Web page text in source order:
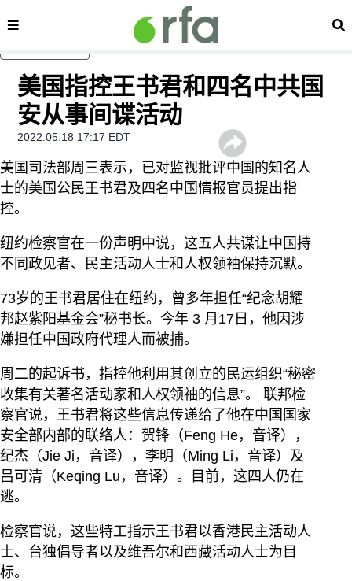
内容分类 搜
美国指控王书君和四名中共国
安从事间谍活动
2022.05.18 17:17 EDT
美国司法部周三表示，已对监视批评中国的知名人
士的美国公民王书君及四名中国情报官员提出指
控。
纽约检察官在一份声明中说，这五人共谋让中国持
不同政见者、民主活动人士和人权领袖保持沉默。
73岁的王书君居住在纽约，曾多年担任“纪念胡耀
邦赵紫阳基金会”秘书长。今年 3 月17日，他因涉
嫌担任中国政府代理人而被捕。
周二的起诉书，指控他利用其创立的民运组织“秘密
收集有关著名活动家和人权领袖的信息”。 联邦检
察官说，王书君将这些信息传递给了他在中国国家
安全部内部的联络人：贺锋（Feng He，音译），
纪杰（Jie Ji，音译），李明（Ming Li，音译）及
吕可清（Keqing Lu，音译）。目前，这四人仍在
逃。
检察官说，这些特工指示王书君以香港民主活动人
士、台独倡导者以及维吾尔和西藏活动人士为目
标。